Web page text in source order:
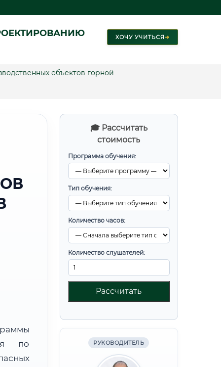
ХОЧУ УЧИТЬСЯ➜
объектов горной
🎓 Рассчитать
стоимость
Программа обучения:
Тип обучения:
Количество часов:
Количество слушателей:
Рассчитать
РУКОВОДИТЕЛЬ
по